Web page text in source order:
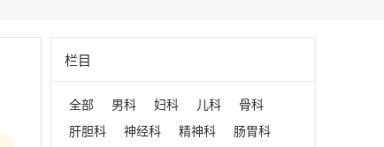
栏目
全部 男科 妇科 儿科
骨科
肝胆科
神经科 精神科
肠胃科